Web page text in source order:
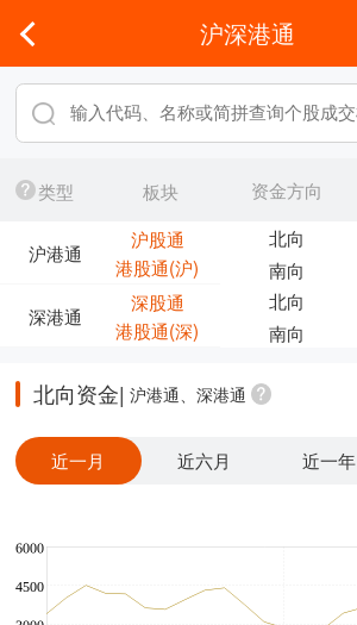
沪深港通
类型 板块
沪港通
沪股通
港股通(沪)
深港通
深股通
港股通(深)
资金方向
北向
南向
北向
南向
北向资金| 沪港通、深港通
近一月 近六月 近一年